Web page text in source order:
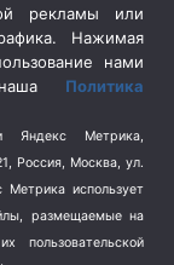
рекламы или
Нажимая
нами
наша Политика
Яндекс Метрика,
Россия, Москва, ул.
использует
размещаемые на
пользовательской